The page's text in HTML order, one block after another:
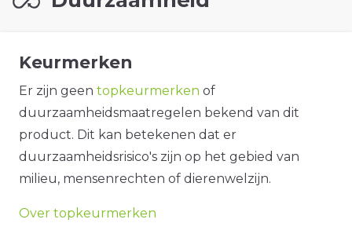
Keurmerken
Er zijn geen topkeurmerken of
duurzaamheidsmaatregelen bekend van dit
product. Dit kan betekenen dat er
duurzaamheidsrisico's zijn op het gebied van
milieu, mensenrechten of dierenwelzijn.
Over topkeurmerken